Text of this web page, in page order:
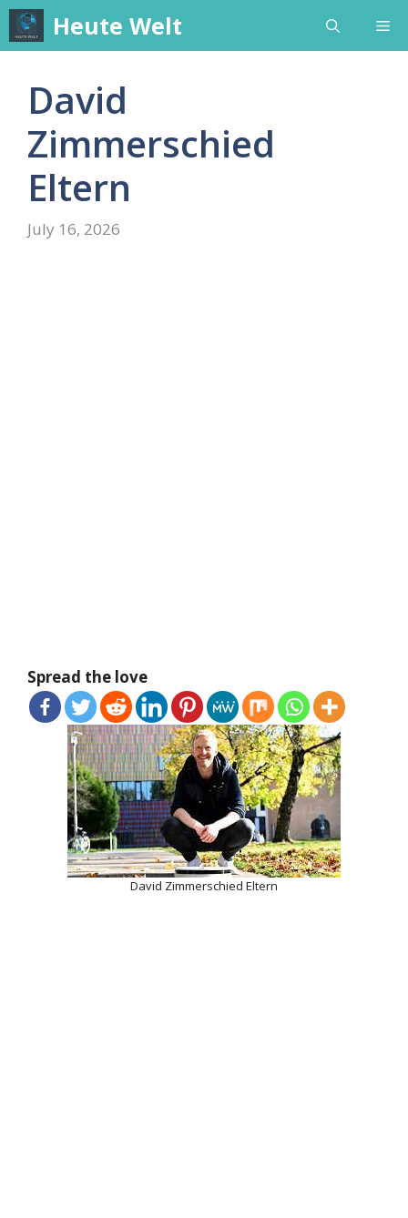
Skip
content
Heute Welt
David
Zimmerschied
Eltern
July 16, 2026
Spread the love
David Zimmerschied Eltern